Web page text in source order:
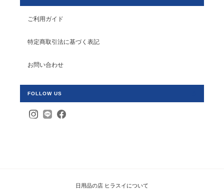
ご利用ガイド
特定商取引法に基づく表記
お問い合わせ
FOLLOW US
日用品の店 ヒラスイについて